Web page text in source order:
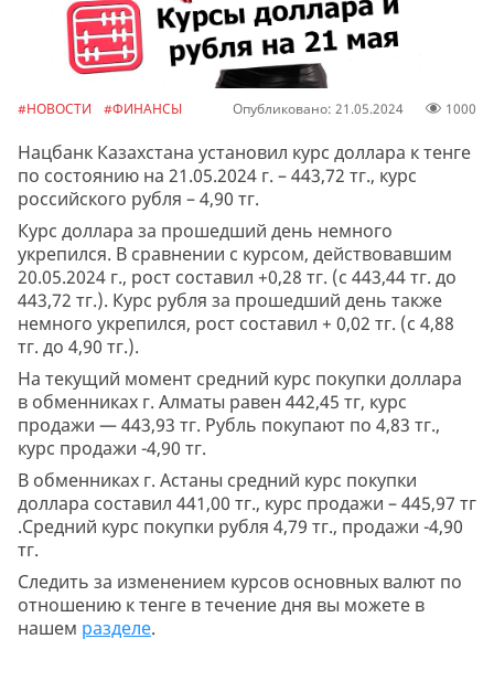
#НОВОСТИ #ФИНАНСЫ Опубликовано: 21.05.2024 1000
Нацбанк Казахстана установил курс доллара к тенге
по состоянию на 21.05.2024 г. – 443,72 тг., курс
российского рубля – 4,90 тг.
Курс доллара за прошедший день немного
укрепился. В сравнении с курсом, действовавшим
20.05.2024 г., рост составил +0,28 тг. (с 443,44 тг. до
443,72 тг.). Курс рубля за прошедший день также
немного укрепился, рост составил + 0,02 тг. (с 4,88
тг. до 4,90 тг.).
На текущий момент средний курс покупки доллара
в обменниках г. Алматы равен 442,45 тг, курс
продажи — 443,93 тг. Рубль покупают по 4,83 тг.,
курс продажи -4,90 тг.
В обменниках г. Астаны средний курс покупки
доллара составил 441,00 тг., курс продажи – 445,97 тг
.Средний курс покупки рубля 4,79 тг., продажи -4,90
тг.
Следить за изменением курсов основных валют по
отношению к тенге в течение дня вы можете в
нашем разделе.